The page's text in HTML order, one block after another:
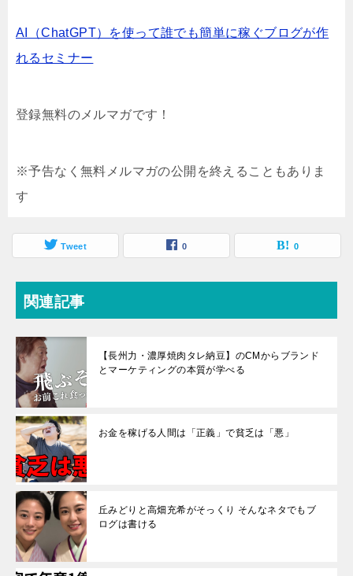
AI（ChatGPT）を使って誰でも簡単に稼ぐブログが作
れるセミナー
登録無料のメルマガです！
※予告なく無料メルマガの公開を終えることもありま
す
Tweet 0 0
関連記事
【長州力・濃厚焼肉タレ納豆】のCMからブランド
とマーケティングの本質が学べる
お金を稼げる人間は「正義」で貧乏は「悪」
丘みどりと高畑充希がそっくり そんなネタでもブ
ログは書ける